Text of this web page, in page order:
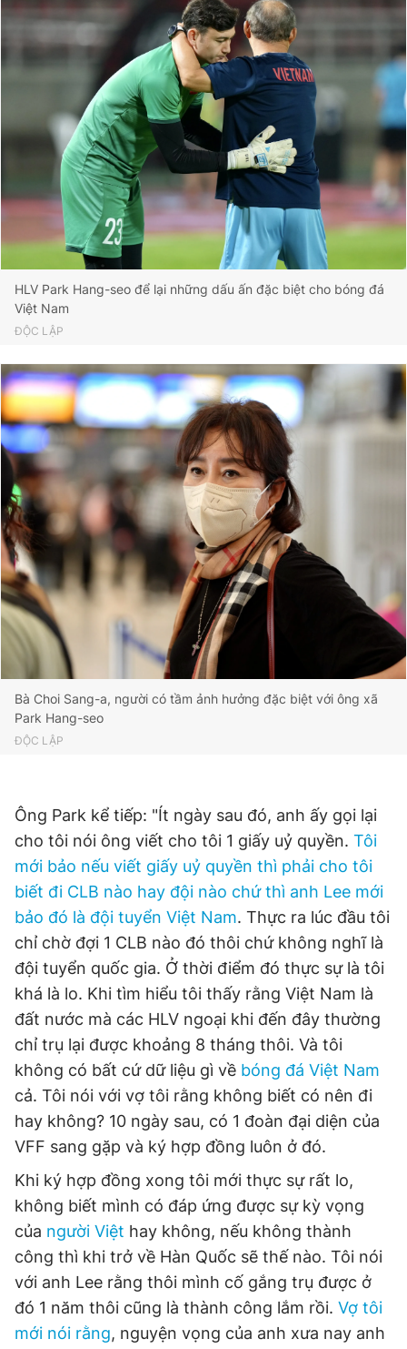
RSS Tòa soạn Chính sách bảo
Tổng biên tập: Nguyễn Ngọc Toàn
Phó tổng biên tập thường trực: Hải Thành
Phó tổng biên tập: Lâm Hiếu Dũng
Phó tổng biên tập: Trần Việt Hưng
Tổng thư ký tòa soạn: Đức Trung
Giấy phép xuất bản số 110/GP - BTTTT cấp ngày 24.3.2020
© 2003-2026 Bản quyền thuộc về Báo Thanh Niên. Cấm sao
chép dưới mọi hình thức nếu không có sự chấp thuận bằng văn
bản. Phát triển bởi ePi Technologies, JSC.
HLV Park Hang-seo để lại những dấu ấn đặc biệt cho bóng đá
Việt Nam
ĐỘC LẬP
Bà Choi Sang-a, người có tầm ảnh hưởng đặc biệt với ông xã
Park Hang-seo
ĐỘC LẬP
Ông Park kể tiếp: "Ít ngày sau đó, anh ấy gọi lại
cho tôi nói ông viết cho tôi 1 giấy uỷ quyền. Tôi
mới bảo nếu viết giấy uỷ quyền thì phải cho tôi
biết đi CLB nào hay đội nào chứ thì anh Lee mới
bảo đó là đội tuyển Việt Nam. Thực ra lúc đầu tôi
chỉ chờ đợi 1 CLB nào đó thôi chứ không nghĩ là
đội tuyển quốc gia. Ở thời điểm đó thực sự là tôi
khá là lo. Khi tìm hiểu tôi thấy rằng Việt Nam là
đất nước mà các HLV ngoại khi đến đây thường
chỉ trụ lại được khoảng 8 tháng thôi. Và tôi
không có bất cứ dữ liệu gì về bóng đá Việt Nam
cả. Tôi nói với vợ tôi rằng không biết có nên đi
hay không? 10 ngày sau, có 1 đoàn đại diện của
VFF sang gặp và ký hợp đồng luôn ở đó.
Khi ký hợp đồng xong tôi mới thực sự rất lo,
không biết mình có đáp ứng được sự kỳ vọng
của người Việt hay không, nếu không thành
công thì khi trở về Hàn Quốc sẽ thế nào. Tôi nói
với anh Lee rằng thôi mình cố gắng trụ được ở
đó 1 năm thôi cũng là thành công lắm rồi. Vợ tôi
mới nói rằng, nguyện vọng của anh xưa nay anh